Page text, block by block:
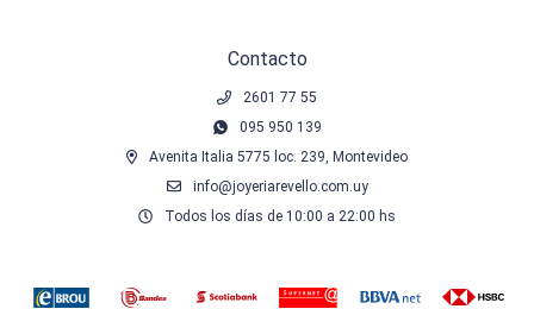
Contacto
2601 77 55
095 950 139
Avenita Italia 5775 loc. 239, Montevideo
info@joyeriarevello.com.uy
Todos los días de 10:00 a 22:00 hs